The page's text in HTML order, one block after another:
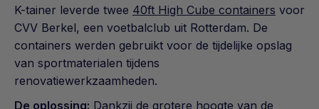
K-tainer leverde twee 40ft High Cube containers voor
CVV Berkel, een voetbalclub uit Rotterdam. De
containers werden gebruikt voor de tijdelijke opslag
van sportmaterialen tijdens
renovatiewerkzaamheden.
De oplossing: Dankzij de grotere hoogte van de